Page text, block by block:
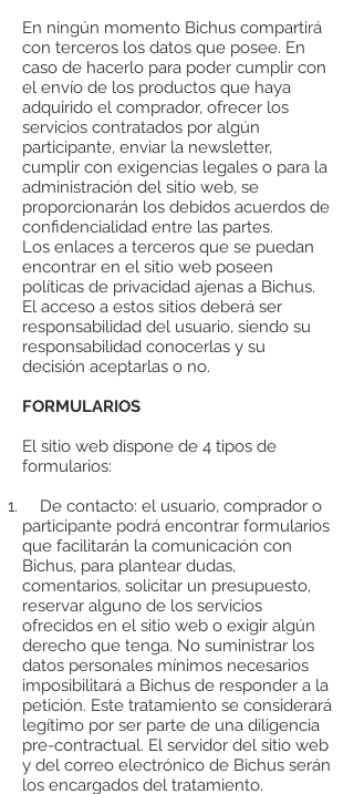
En ningún momento Bichus compartirá
con terceros los datos que posee. En
caso de hacerlo para poder cumplir con
el envío de los productos que haya
adquirido el comprador, ofrecer los
servicios contratados por algún
participante, enviar la newsletter,
cumplir con exigencias legales o para la
administración del sitio web, se
proporcionarán los debidos acuerdos de
confidencialidad entre las partes.
Los enlaces a terceros que se puedan
encontrar en el sitio web poseen
políticas de privacidad ajenas a Bichus.
El acceso a estos sitios deberá ser
responsabilidad del usuario, siendo su
responsabilidad conocerlas y su
decisión aceptarlas o no.
FORMULARIOS
El sitio web dispone de 4 tipos de
formularios:
De contacto: el usuario, comprador o
participante podrá encontrar formularios
que facilitarán la comunicación con
Bichus, para plantear dudas,
comentarios, solicitar un presupuesto,
reservar alguno de los servicios
ofrecidos en el sitio web o exigir algún
derecho que tenga. No suministrar los
datos personales mínimos necesarios
imposibilitará a Bichus de responder a la
petición. Este tratamiento se considerará
legítimo por ser parte de una diligencia
pre-contractual. El servidor del sitio web
y del correo electrónico de Bichus serán
los encargados del tratamiento.